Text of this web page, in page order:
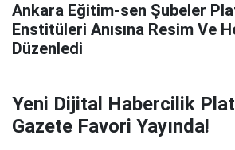
Ankara Eğitim-sen Şubeler
Enstitüleri Anısına Resim Ve
Düzenledi
Yeni Dijital Habercilik
Gazete Favori Yayında!